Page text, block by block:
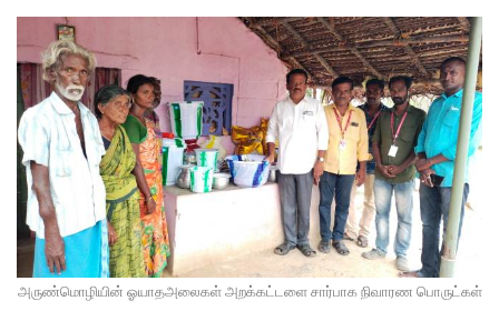
அருண்மொழியின் ஓயாதஅலைகள் அறக்கட்டளை சார்பாக நிவாரண பொருட்கள்